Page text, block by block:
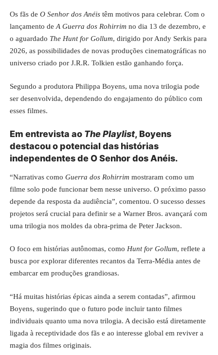
Os fãs de O Senhor dos Anéis têm motivos para celebrar. Com o
lançamento de A Guerra dos Rohirrim no dia 13 de dezembro, e
o aguardado The Hunt for Gollum, dirigido por Andy Serkis para
2026, as possibilidades de novas produções cinematográficas no
universo criado por J.R.R. Tolkien estão ganhando força.
Segundo a produtora Philippa Boyens, uma nova trilogia pode
ser desenvolvida, dependendo do engajamento do público com
esses filmes.
Em entrevista ao The Playlist, Boyens
destacou o potencial das histórias
independentes de O Senhor dos Anéis.
“Narrativas como Guerra dos Rohirrim mostraram como um
filme solo pode funcionar bem nesse universo. O próximo passo
depende da resposta da audiência”, comentou. O sucesso desses
projetos será crucial para definir se a Warner Bros. avançará com
uma trilogia nos moldes da obra-prima de Peter Jackson.
O foco em histórias autônomas, como Hunt for Gollum, reflete a
busca por explorar diferentes recantos da Terra-Média antes de
embarcar em produções grandiosas.
“Há muitas histórias épicas ainda a serem contadas”, afirmou
Boyens, sugerindo que o futuro pode incluir tanto filmes
individuais quanto uma nova trilogia. A decisão está diretamente
ligada à receptividade dos fãs e ao interesse global em reviver a
magia dos filmes originais.